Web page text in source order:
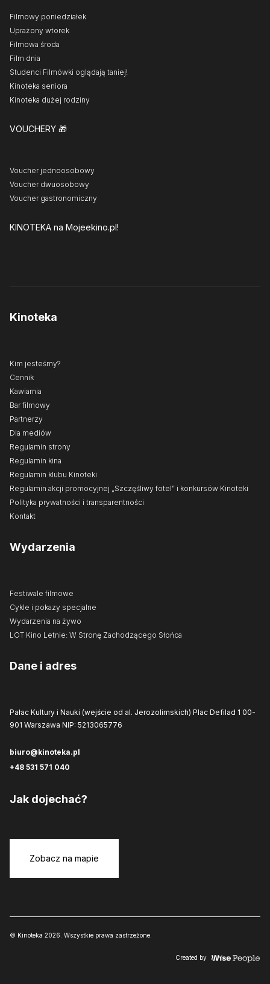
Filmowy poniedziałek
Uprażony wtorek
Filmowa środa
Film dnia
Studenci Filmówki oglądają taniej!
Kinoteka seniora
Kinoteka dużej rodziny
VOUCHERY 🎁
Voucher jednoosobowy
Voucher dwuosobowy
Voucher gastronomiczny
KINOTEKA na Mojeekino.pl!
Kinoteka
Kim jesteśmy?
Cennik
Kawiarnia
Bar filmowy
Partnerzy
Dla mediów
Regulamin strony
Regulamin kina
Regulamin klubu Kinoteki
Regulamin akcji promocyjnej „Szczęśliwy fotel” i konkursów Kinoteki
Polityka prywatności i transparentności
Kontakt
Wydarzenia
Festiwale filmowe
Cykle i pokazy specjalne
Wydarzenia na żywo
LOT Kino Letnie: W Stronę Zachodzącego Słońca
Dane i adres
Pałac Kultury i Nauki (wejście od al. Jerozolimskich) Plac Defilad 1 00-
901 Warszawa NIP: 5213065776
biuro@kinoteka.pl
+48 531 571 040
Jak dojechać?
Zobacz na mapie
© Kinoteka 2026. Wszystkie prawa zastrzeżone.
Created by